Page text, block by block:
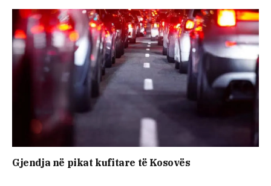
Gjendja në pikat kufitare të Kosovës